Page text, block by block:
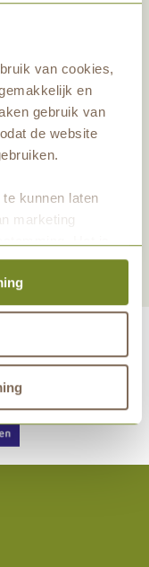
van cookies,
en
gebruik van
de website
kunnen laten
marketing
Alle
zodat we
Wil je meer weten
de andere
samen met